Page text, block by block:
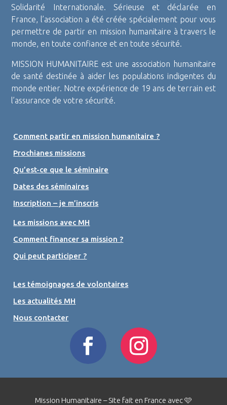
Solidarité Internationale. Sérieuse et déclarée en
France, l’association a été créée spécialement pour vous
permettre de partir en mission humanitaire à travers le
monde, en toute confiance et en toute sécurité.
MISSION HUMANITAIRE est une association humanitaire
de santé destinée à aider les populations indigentes du
monde entier. Notre expérience de 19 ans de terrain est
l’assurance de votre sécurité.
Comment partir en mission humanitaire ?
Prochianes missions
Qu’est-ce que le séminaire
Dates des séminaires
Inscription – je m’inscris
Les missions avec MH
Comment financer sa mission ?
Qui peut participer ?
Les témoignages de volontaires
Les actualités MH
Nous contacter
Mission Humanitaire – Site fait en France avec 🩷